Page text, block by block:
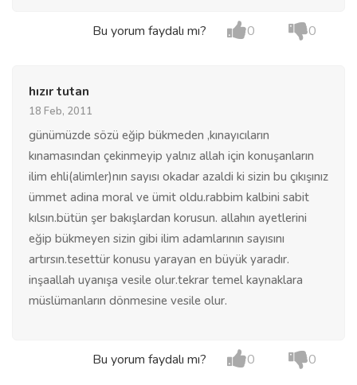
Bu yorum faydalı mı? 0 0
hızır tutan
18 Feb, 2011
günümüzde sözü eğip bükmeden ,kınayıcıların
kınamasından çekinmeyip yalnız allah için konuşanların
ilim ehli(alimler)nın sayısı okadar azaldi ki sizin bu çıkışınız
ümmet adina moral ve ümit oldu.rabbim kalbini sabit
kılsın.bütün şer bakışlardan korusun. allahın ayetlerini
eğip bükmeyen sizin gibi ilim adamlarının sayısını
artırsın.tesettür konusu yarayan en büyük yaradır.
inşaallah uyanışa vesile olur.tekrar temel kaynaklara
müslümanların dönmesine vesile olur.
Bu yorum faydalı mı? 0 0